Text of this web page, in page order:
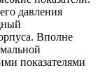
давления
Вполне
показателями